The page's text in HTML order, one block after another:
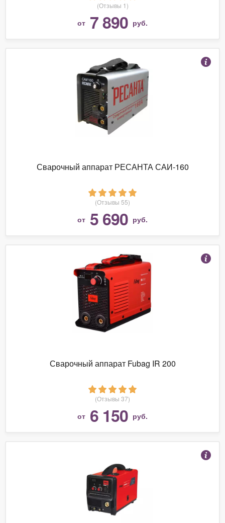
(Отзывы 1)
от 7 890 руб.
Сварочный аппарат РЕСАНТА САИ-160
(Отзывы 55)
от 5 690 руб.
Сварочный аппарат Fubag IR 200
(Отзывы 37)
от 6 150 руб.